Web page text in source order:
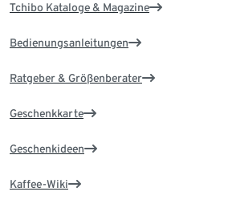
Tchibo Kataloge & Magazine
Bedienungsanleitungen
Ratgeber & Größenberater
Geschenkkarte
Geschenkideen
Kaffee-Wiki